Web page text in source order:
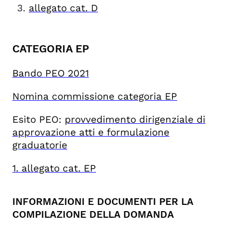
allegato cat. D
CATEGORIA EP
Bando PEO 2021
Nomina commissione categoria EP
Esito PEO: provvedimento dirigenziale di
approvazione atti e formulazione
graduatorie
1. allegato cat. EP
INFORMAZIONI E DOCUMENTI PER LA
COMPILAZIONE DELLA DOMANDA